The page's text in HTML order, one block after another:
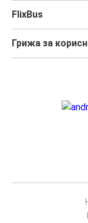
FlixBus
Грижа за